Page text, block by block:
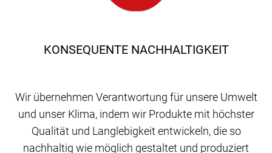
KONSEQUENTE NACHHALTIGKEIT
Wir übernehmen Verantwortung für unsere Umwelt
und unser Klima, indem wir Produkte mit höchster
Qualität und Langlebigkeit entwickeln, die so
nachhaltig wie möglich gestaltet und produziert